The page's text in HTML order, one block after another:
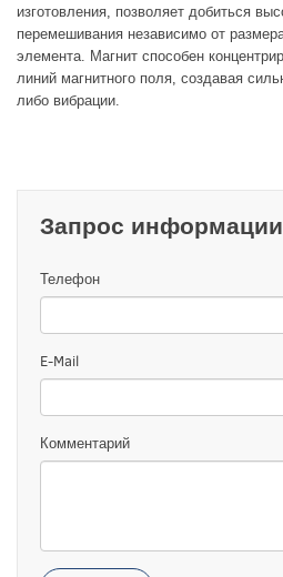
изготовления, позволяет добиться
перемешивания независимо от
элемента. Магнит способен
линий магнитного поля, создавая
либо вибрации.
Запрос информации
Телефон
E-Mail
Комментарий